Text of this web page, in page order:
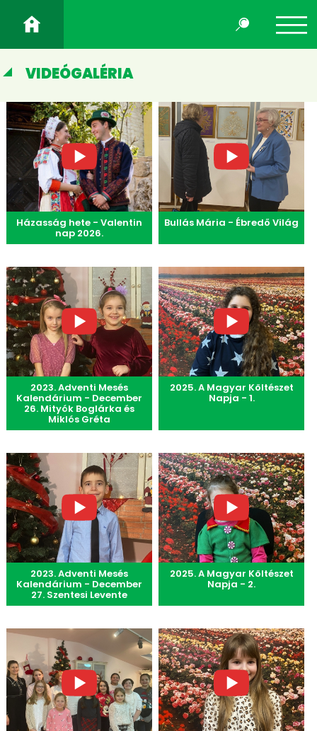
VIDEÓGALÉRIA
Házasság hete - Valentin
nap 2026.
Bullás Mária - Ébredő Világ
2023. Adventi Mesés
Kalendárium - December
26. Mityók Boglárka és
Miklós Gréta
2025. A Magyar Költészet
Napja - 1.
2023. Adventi Mesés
Kalendárium - December
27. Szentesi Levente
2025. A Magyar Költészet
Napja - 2.